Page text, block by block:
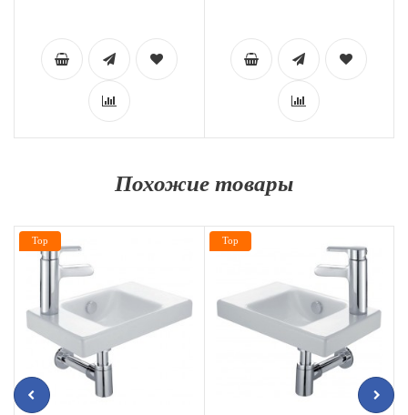
Похожие товары
Top Top